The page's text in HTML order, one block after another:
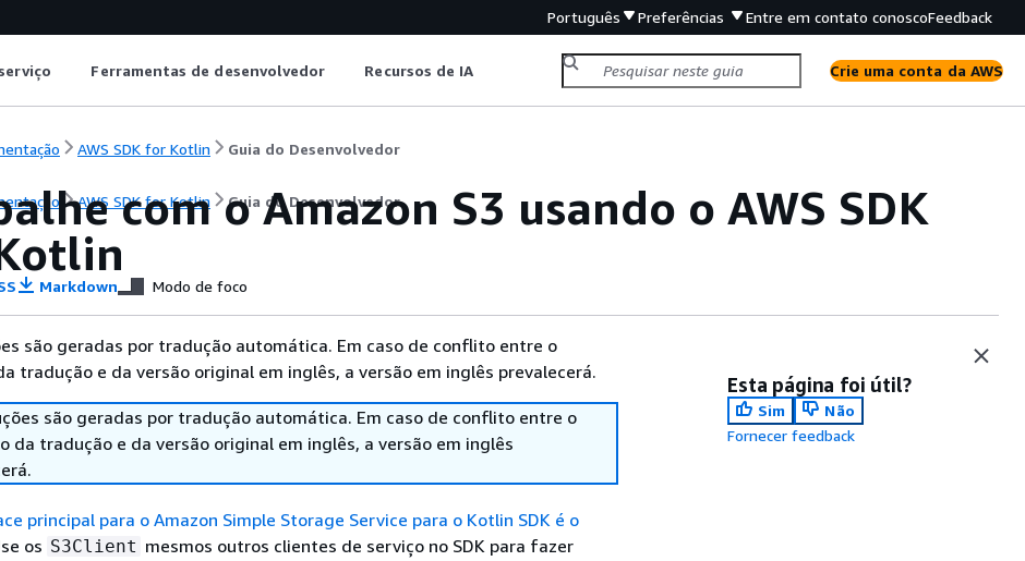
Português Preferências Entre em contato conoscoFeedback
Ferramentas de desenvolvedor Recursos de IA Crie uma conta da AWS
AWS SDK for Kotlin Guia do Desenvolvedor
AWS SDK for Kotlin Guia do Desenvolvedor
com o Amazon S3 usando o AWS SDK
Markdown Modo de foco
são geradas por tradução automática. Em caso de conflito entre o
tradução e da versão original em inglês, a versão em inglês prevalecerá.
são geradas por tradução automática. Em caso de conflito entre o
da tradução e da versão original em inglês, a versão em inglês
principal para o Amazon Simple Storage Service para o Kotlin SDK é o
os S3Client mesmos outros clientes de serviço no SDK para fazer
Esta página foi útil?
Sim
Não
Fornecer feedback